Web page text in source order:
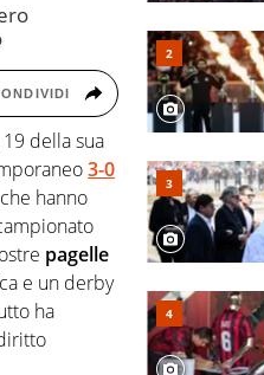
della sua
3-0
hanno
pagelle
e un derby
ha